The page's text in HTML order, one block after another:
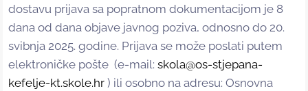
dostavu prijava sa popratnom dokumentacijom je 8
dana od dana objave javnog poziva, odnosno do 20.
svibnja 2025. godine. Prijava se može poslati putem
elektroničke pošte (e-mail: skola@os-stjepana-
kefelje-kt.skole.hr ) ili osobno na adresu: Osnovna